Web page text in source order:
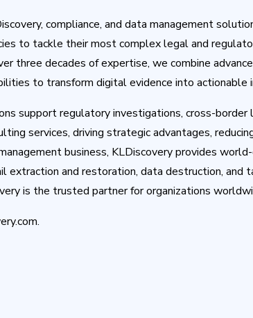
compliance, and data management
to tackle their most complex legal and
three decades of expertise, we combine
to transform digital evidence into actionable
support regulatory investigations, cross-border
services, driving strategic advantages,
business, KLDiscovery provides
extraction and restoration, data destruction, and
is the trusted partner for organizations